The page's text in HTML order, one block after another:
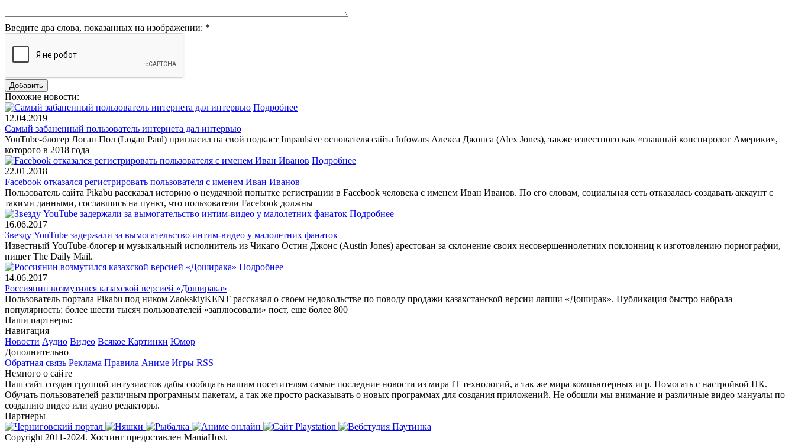
Введите два слова, показанных на изображении: *
Похожие новости:
Подробнее
12.04.2019
Самый забаненный пользователь интернета дал интервью
YouTube-блогер Логан Пол (Logan Paul) пригласил на свой подкаст Impaulsive основателя сайта Infowars Алекса Джонса (Alex Jones), также известного как «главный конспиролог Америки»,
которого в 2018 года
Подробнее
22.01.2018
Facebook отказался регистрировать пользователя с именем Иван Иванов
Пользователь сайта Pikabu рассказал историю о неудачной попытке регистрации в Facebook человека с именем Иван Иванов. По его словам, социальная сеть отказалась создавать аккаунт с
такими данными, сославшись на пункт, что пользователи Facebook должны
Подробнее
16.06.2017
Звезду YouTube задержали за вымогательство интим-видео у малолетних фанаток
Известный YouTube-блогер и музыкальный исполнитель из Чикаго Остин Джонс (Austin Jones) арестован за склонение своих несовершеннолетних поклонниц к изготовлению порнографии,
пишет The Daily Mail.
Подробнее
14.06.2017
Россиянин возмутился казахской версией «Доширака»
Пользователь портала Pikabu под ником ZaokskiyKENT рассказал о своем недовольстве по поводу продажи казахстанской версии лапши «Доширак». Публикация быстро набрала
популярность: более шести тысяч пользователей «заплюсовали» пост, еще более 800
Наши партнеры:
Навигация
Новости Аудио Видео Всякое Картинки Юмор
Дополнительно
Обратная связь Реклама Правила Аниме Игры RSS
Немного о сайте
Наш сайт создан группой интузиастов дабы сообщать нашим посетителям самые последние новости из мира IT технологий, а так же мира компьютерных игр. Помогать с настройкой ПК.
Обучать пользователей различным програмным пакетам, а так же просто расказывать о новых программах для создания приложений. Не обошли мы внимание и различные видео мануалы по
созданию видео или аудио редакторы.
Партнеры
Copyright 2011-2024. Хостинг предоставлен ManiaHost.